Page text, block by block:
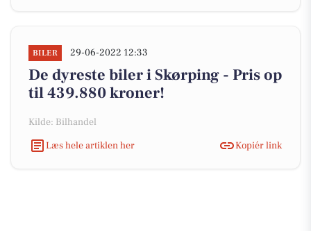
BILER 29-06-2022 12:33
De dyreste biler i Skørping - Pris op
til 439.880 kroner!
Kilde: Bilhandel
Læs hele artiklen her
Kopiér link